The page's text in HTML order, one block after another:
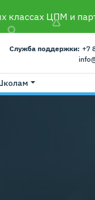
классах ЦПМ и
Служба поддержки: +7